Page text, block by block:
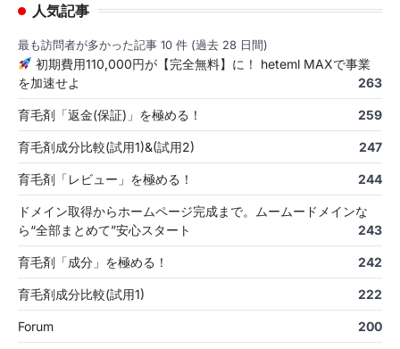
人気記事
最も訪問者が多かった記事 10 件 (過去 28 日間)
初期費用110,000円が【完全無料】に！ heteml MAXで事業
を加速せよ
263
育毛剤「返金(保証)」を極める！ 259
育毛剤成分比較(試用1)&(試用2) 247
育毛剤「レビュー」を極める！ 244
ドメイン取得からホームページ完成まで。ムームードメインな
ら“全部まとめて”安心スタート
243
育毛剤「成分」を極める！ 242
育毛剤成分比較(試用1) 222
Forum 200